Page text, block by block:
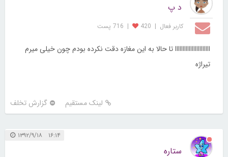
د پ
کاربر فعال |
420
| 716 پست
ااااااااااااااااااااااا تا حالا به این مغازه دقت نکرده بودم چون خیلی میرم
تیراژه
لینک مستقیم گزارش تخلف
۱۶:۱۴ ۱۳۹۲/۹/۱۸
ستاره